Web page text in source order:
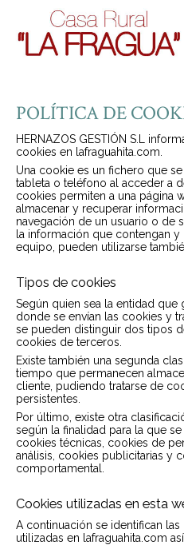
POLÍTICA DE
HERNAZOS GESTIÓN S.L
cookies en lafraguahita.com.
Una cookie es un fichero que
tableta o teléfono al acceder a
cookies permiten a una página
almacenar y recuperar
navegación de un usuario o de
la información que contengan
equipo, pueden utilizarse
Tipos de cookies
Según quien sea la entidad
donde se envían las cookies y
se pueden distinguir dos tipos
cookies de terceros.
Existe también una segunda
tiempo que permanecen
cliente, pudiendo tratarse de
persistentes.
Por último, existe otra
según la finalidad para la que
cookies técnicas, cookies de
análisis, cookies publicitarias y
comportamental.
Cookies utilizadas en esta
A continuación se identifican
utilizadas en lafraguahita.com